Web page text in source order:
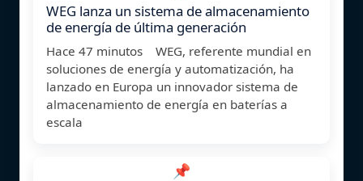
WEG lanza un sistema de almacenamiento
de energía de última generación
Hace 47 minutos WEG, referente mundial en
soluciones de energía y automatización, ha
lanzado en Europa un innovador sistema de
almacenamiento de energía en baterías a
escala
📌